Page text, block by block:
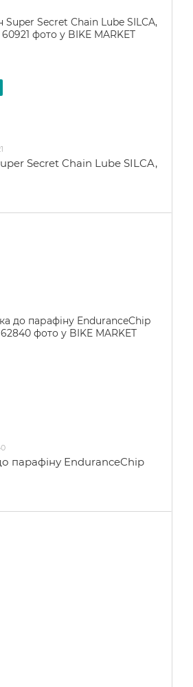
Secret Chain Lube SILCA,
парафіну EnduranceChip